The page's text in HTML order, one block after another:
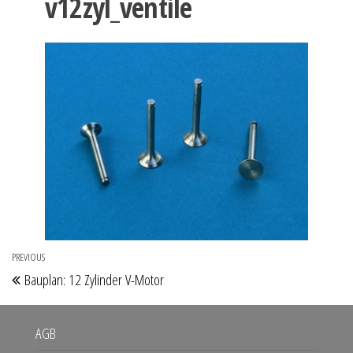
v12zyl_ventile
Beitragsnavigation
Previous
Post
PREVIOUS
Bauplan: 12 Zylinder V-Motor
AGB